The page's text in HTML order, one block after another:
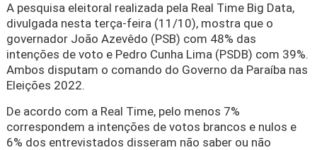
A pesquisa eleitoral realizada pela Real Time Big Data,
divulgada nesta terça-feira (11/10), mostra que o
governador João Azevêdo (PSB) com 48% das
intenções de voto e Pedro Cunha Lima (PSDB) com 39%.
Ambos disputam o comando do Governo da Paraíba nas
Eleições 2022.
De acordo com a Real Time, pelo menos 7%
correspondem a intenções de votos brancos e nulos e
6% dos entrevistados disseram não saber ou não